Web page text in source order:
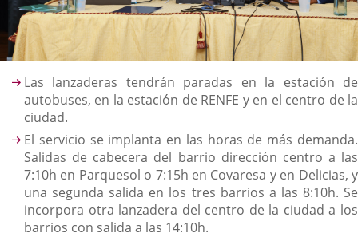
Descripción
Las lanzaderas tendrán paradas en la estación de
autobuses, en la estación de RENFE y en el centro de la
ciudad.
El servicio se implanta en las horas de más demanda.
Salidas de cabecera del barrio dirección centro a las
7:10h en Parquesol o 7:15h en Covaresa y en Delicias, y
una segunda salida en los tres barrios a las 8:10h. Se
incorpora otra lanzadera del centro de la ciudad a los
barrios con salida a las 14:10h.